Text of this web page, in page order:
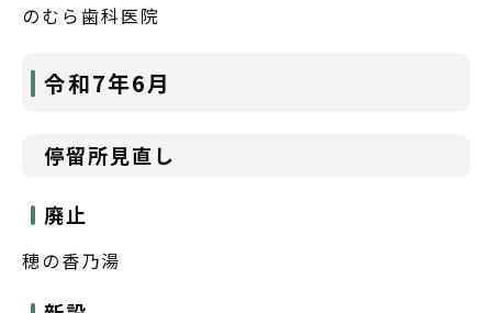
のむら歯科医院
令和7年6月
停留所見直し
廃止
穂の香乃湯